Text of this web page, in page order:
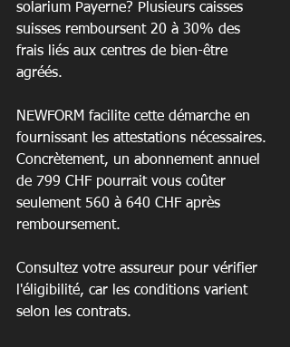
solarium Payerne? Plusieurs caisses
suisses remboursent 20 à 30% des
frais liés aux centres de bien-être
agréés.
NEWFORM facilite cette démarche en
fournissant les attestations nécessaires.
Concrètement, un abonnement annuel
de 799 CHF pourrait vous coûter
seulement 560 à 640 CHF après
remboursement.
Consultez votre assureur pour vérifier
l'éligibilité, car les conditions varient
selon les contrats.